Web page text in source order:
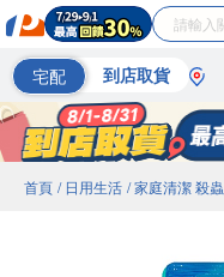
宅配 到店取貨
首頁 / 日用生活 / 家庭清潔 殺蟲